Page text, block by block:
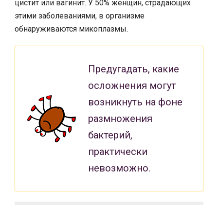
цистит или вагинит. У 50% женщин, страдающих
этими заболеваниями, в организме
обнаруживаются микоплазмы.
Предугадать, какие
осложнения могут
возникнуть на фоне
размножения
бактерий,
практически
невозможно.